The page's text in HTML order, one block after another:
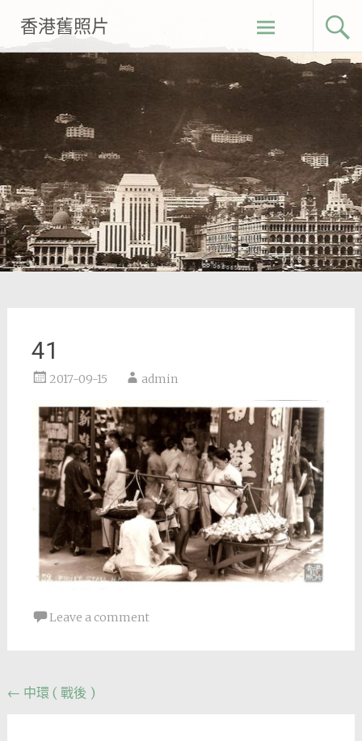
content
香港舊照片
41
2017-09-15 admin
Leave a comment
Post
← 中環 ( 戰後 )